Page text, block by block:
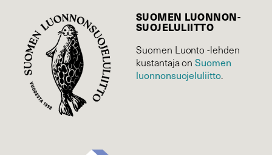
SUOMEN LUONNON­
SUOJELU­LIITTO
Suomen Luonto -lehden
kustantaja onSuomen
luonnonsuojelu­liitto.